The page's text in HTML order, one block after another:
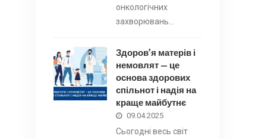
онкологічних
захворювань…
Здоров’я матерів і
немовлят — це
основа здорових
спільнот і надія на
краще майбутнє
09.04.2025
Сьогодні весь світ